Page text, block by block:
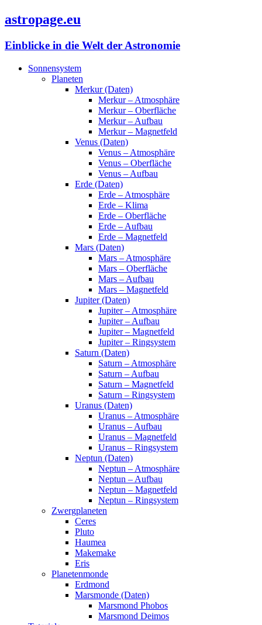
astropage.eu
Einblicke in die Welt der Astronomie
Sonnensystem
Planeten
Merkur (Daten)
Merkur – Atmosphäre
Merkur – Oberfläche
Merkur – Aufbau
Merkur – Magnetfeld
Venus (Daten)
Venus – Atmosphäre
Venus – Oberfläche
Venus – Aufbau
Erde (Daten)
Erde – Atmosphäre
Erde – Klima
Erde – Oberfläche
Erde – Aufbau
Erde – Magnetfeld
Mars (Daten)
Mars – Atmosphäre
Mars – Oberfläche
Mars – Aufbau
Mars – Magnetfeld
Jupiter (Daten)
Jupiter – Atmosphäre
Jupiter – Aufbau
Jupiter – Magnetfeld
Jupiter – Ringsystem
Saturn (Daten)
Saturn – Atmosphäre
Saturn – Aufbau
Saturn – Magnetfeld
Saturn – Ringsystem
Uranus (Daten)
Uranus – Atmosphäre
Uranus – Aufbau
Uranus – Magnetfeld
Uranus – Ringsystem
Neptun (Daten)
Neptun – Atmosphäre
Neptun – Aufbau
Neptun – Magnetfeld
Neptun – Ringsystem
Zwergplaneten
Ceres
Pluto
Haumea
Makemake
Eris
Planetenmonde
Erdmond
Marsmonde (Daten)
Marsmond Phobos
Marsmond Deimos